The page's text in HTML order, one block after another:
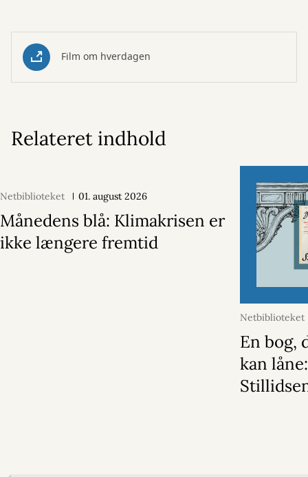
Film om hverdagen
Relateret indhold
Netbiblioteket 01. august 2026
Månedens blå: Klimakrisen er
ikke længere fremtid
Netbiblioteket
En bog,
kan låne: